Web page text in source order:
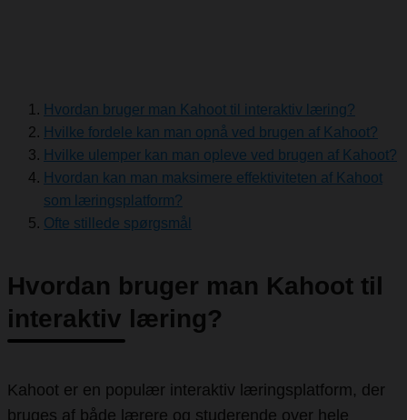
Hvordan bruger man Kahoot til interaktiv læring?
Hvilke fordele kan man opnå ved brugen af Kahoot?
Hvilke ulemper kan man opleve ved brugen af Kahoot?
Hvordan kan man maksimere effektiviteten af Kahoot
som læringsplatform?
Ofte stillede spørgsmål
Hvordan bruger man Kahoot til
interaktiv læring?
Kahoot er en populær interaktiv læringsplatform, der
bruges af både lærere og studerende over hele